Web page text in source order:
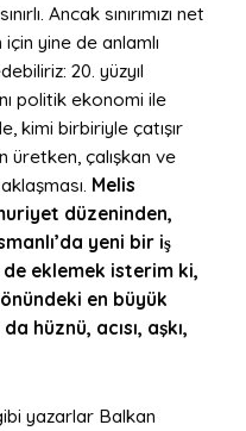
Ancak sınırımızı net
yine de anlamlı
20. yüzyıl
politik ekonomi ile
kimi birbiriyle çatışır
üretken, çalışkan ve
Melis
düzeninden,
yeni bir iş
de eklemek isterim ki,
önündeki en büyük
da hüznü, acısı, aşkı,
yazarlar Balkan